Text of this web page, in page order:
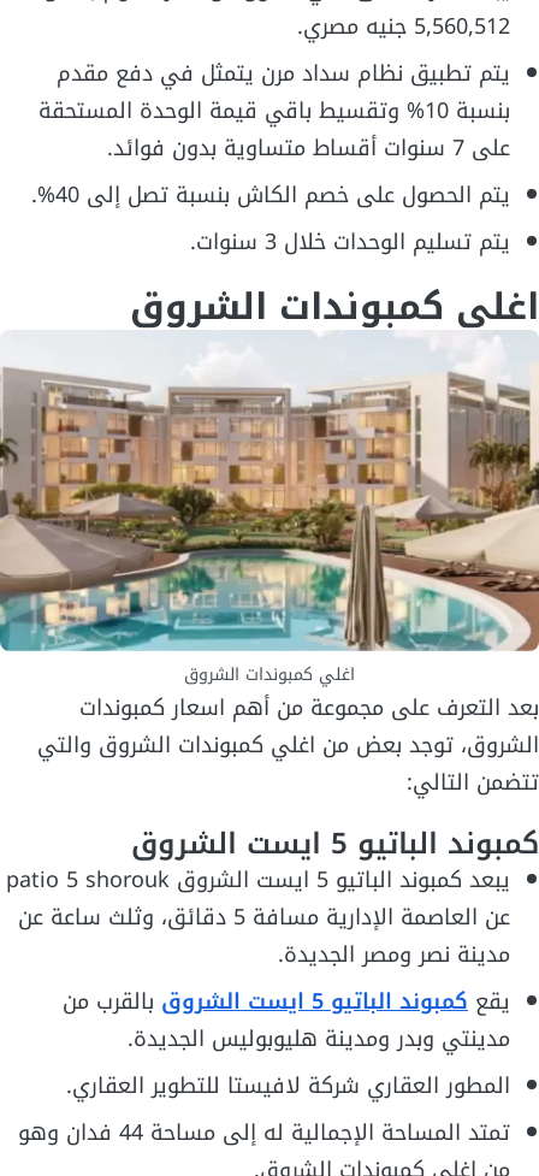
5,560,512 جنيه مصري.
يتم تطبيق نظام سداد مرن يتمثل في دفع مقدم
بنسبة 10% وتقسيط باقي قيمة الوحدة المستحقة
على 7 سنوات أقساط متساوية بدون فوائد.
يتم الحصول على خصم الكاش بنسبة تصل إلى 40%.
يتم تسليم الوحدات خلال 3 سنوات.
اغلي كمبوندات الشروق
اغلي كمبوندات الشروق
بعد التعرف على مجموعة من أهم اسعار كمبوندات
الشروق، توجد بعض من اغلي كمبوندات الشروق والتي
تتضمن التالي:
كمبوند الباتيو 5 ايست الشروق
يبعد كمبوند الباتيو 5 ايست الشروق patio 5 shorouk
عن العاصمة الإدارية مسافة 5 دقائق، وثلث ساعة عن
مدينة نصر ومصر الجديدة.
يقع كمبوند الباتيو 5 ايست الشروق
بالقرب من
مدينتي وبدر ومدينة هليوبوليس الجديدة.
المطور العقاري شركة لافيستا للتطوير العقاري.
تمتد المساحة الإجمالية له إلى مساحة 44 فدان وهو